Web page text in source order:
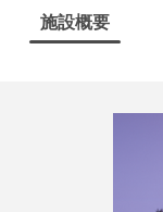
施設概要